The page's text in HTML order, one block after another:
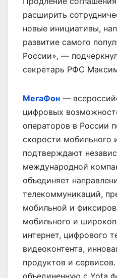
расширить
новые инициативы,
развитие самого
России», —
секретарь РФС
МегаФон —
цифровых
операторов в России
скорости мобильного
подтверждают
международной
объединяет
телекоммуникаций,
мобильной и
мобильного и
интернет, цифрового
видеоконтента,
продуктов и